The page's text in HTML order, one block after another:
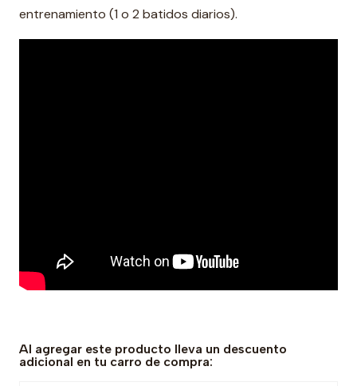
entrenamiento (1 o 2 batidos diarios).
Al agregar este producto lleva un descuento
adicional en tu carro de compra: